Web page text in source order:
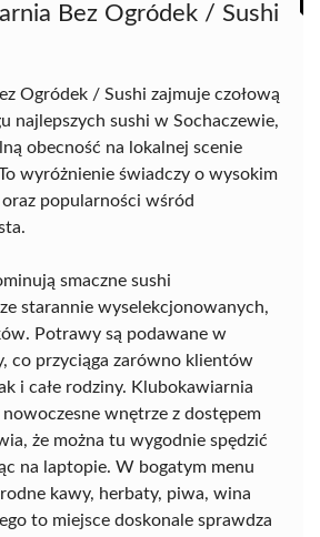
Bez Ogródek / Sushi
Ogródek / Sushi zajmuje czołową
najlepszych sushi w Sochaczewie,
obecność na lokalnej scenie
wyróżnienie świadczy o wysokim
oraz popularności wśród
smaczne sushi
starannie wyselekcjonowanych,
Potrawy są podawane w
co przyciąga zarówno klientów
i całe rodziny. Klubokawiarnia
wnętrze z dostępem
że można tu wygodnie spędzić
na laptopie. W bogatym menu
kawy, herbaty, piwa, wina
to miejsce doskonale sprawdza